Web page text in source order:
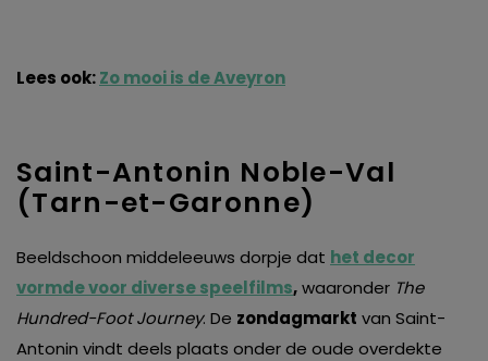
Lees ook:Zo mooi is de Aveyron
Saint-Antonin Noble-Val
(Tarn-et-Garonne)
Beeldschoon middeleeuws dorpje dat het decor
vormde voor diverse speelfilms,waaronder The
Hundred-Foot Journey. De zondagmarkt van Saint-
Antonin vindt deels plaats onder de oude overdekte